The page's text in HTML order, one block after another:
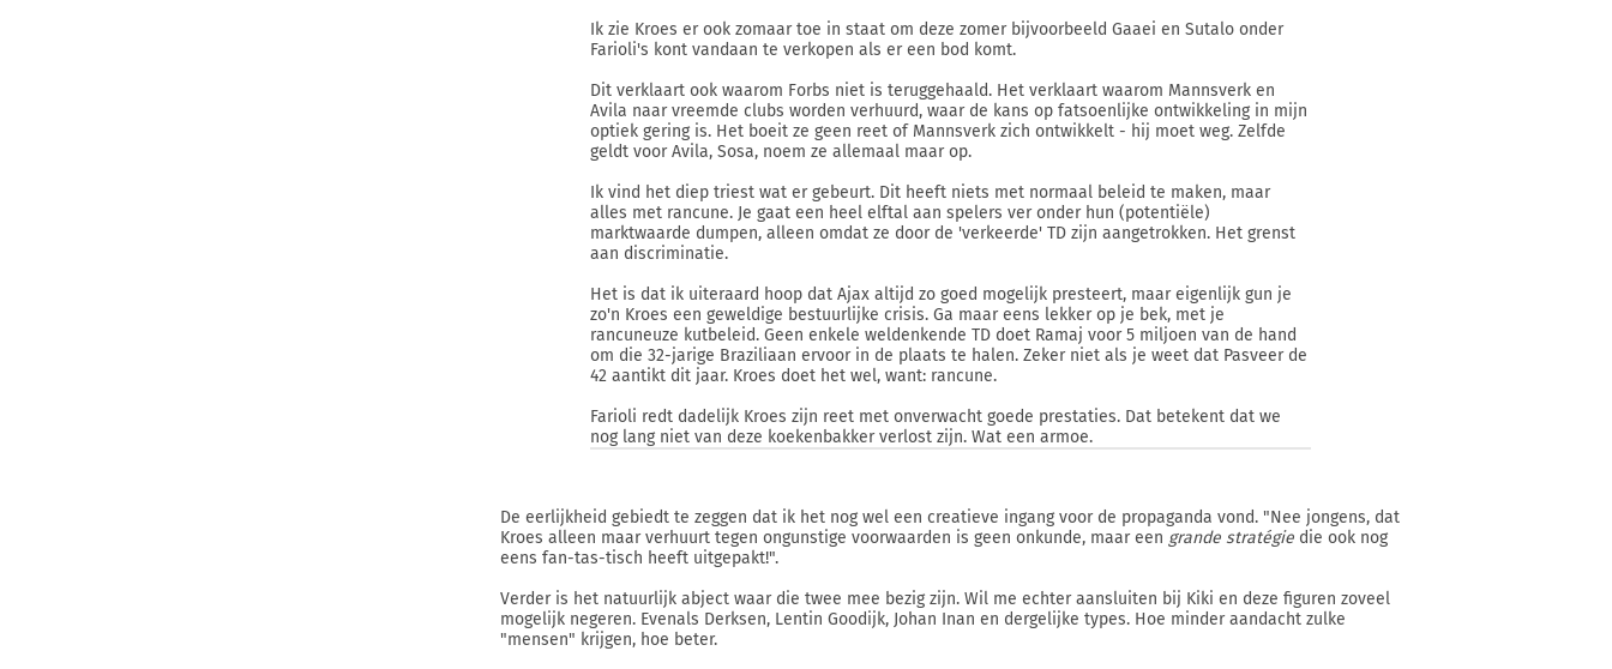
Ik zie Kroes er ook zomaar toe in staat om deze zomer bijvoorbeeld Gaaei en Sutalo onder
Farioli's kont vandaan te verkopen als er een bod komt.
Dit verklaart ook waarom Forbs niet is teruggehaald. Het verklaart waarom Mannsverk en
Avila naar vreemde clubs worden verhuurd, waar de kans op fatsoenlijke ontwikkeling in mijn
optiek gering is. Het boeit ze geen reet of Mannsverk zich ontwikkelt - hij moet weg. Zelfde
geldt voor Avila, Sosa, noem ze allemaal maar op.
Ik vind het diep triest wat er gebeurt. Dit heeft niets met normaal beleid te maken, maar
alles met rancune. Je gaat een heel elftal aan spelers ver onder hun (potentiële)
marktwaarde dumpen, alleen omdat ze door de 'verkeerde' TD zijn aangetrokken. Het grenst
aan discriminatie.
Het is dat ik uiteraard hoop dat Ajax altijd zo goed mogelijk presteert, maar eigenlijk gun je
zo'n Kroes een geweldige bestuurlijke crisis. Ga maar eens lekker op je bek, met je
rancuneuze kutbeleid. Geen enkele weldenkende TD doet Ramaj voor 5 miljoen van de hand
om die 32-jarige Braziliaan ervoor in de plaats te halen. Zeker niet als je weet dat Pasveer de
42 aantikt dit jaar. Kroes doet het wel, want: rancune.
Farioli redt dadelijk Kroes zijn reet met onverwacht goede prestaties. Dat betekent dat we
nog lang niet van deze koekenbakker verlost zijn. Wat een armoe.
De eerlijkheid gebiedt te zeggen dat ik het nog wel een creatieve ingang voor de propaganda vond. "Nee jongens, dat
Kroes alleen maar verhuurt tegen ongunstige voorwaarden is geen onkunde, maar een grande stratégie die ook nog
eens fan-tas-tisch heeft uitgepakt!".
Verder is het natuurlijk abject waar die twee mee bezig zijn. Wil me echter aansluiten bij Kiki en deze figuren zoveel
mogelijk negeren. Evenals Derksen, Lentin Goodijk, Johan Inan en dergelijke types. Hoe minder aandacht zulke
"mensen" krijgen, hoe beter.